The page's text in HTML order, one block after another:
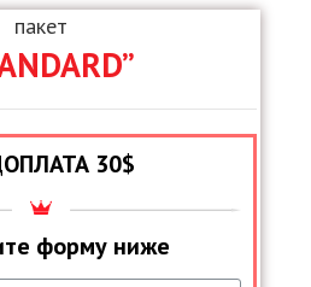
пакет
30$
форму ниже